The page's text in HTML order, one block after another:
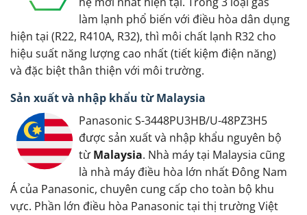
làm lạnh phổ biến với điều hòa dân dụng
hiện tại (R22, R410A, R32), thì môi chất lạnh R32 cho
hiệu suất năng lượng cao nhất (tiết kiệm điện năng)
và đặc biệt thân thiện với môi trường.
Sản xuất và nhập khẩu từ Malaysia
Panasonic S-3448PU3HB/U-48PZ3H5
được sản xuất và nhập khẩu nguyên bộ
từ Malaysia. Nhà máy tại Malaysia cũng
là nhà máy điều hòa lớn nhất Đông Nam
Á của Panasonic, chuyên cung cấp cho toàn bộ khu
vực. Phần lớn điều hòa Panasonic tại thị trường Việt